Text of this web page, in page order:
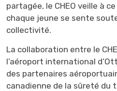
partagée, le CHEO veille à
chaque jeune se sente
collectivité.
La collaboration entre le
l’aéroport international
des partenaires
canadienne de la sûreté du